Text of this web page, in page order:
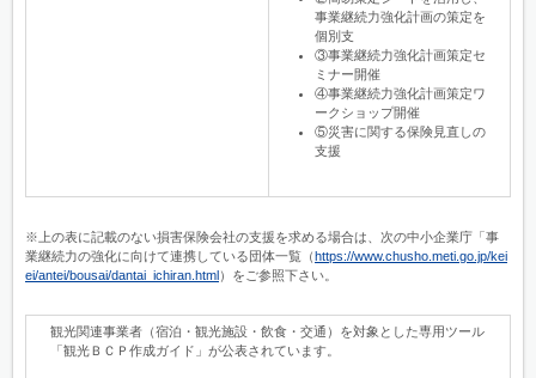
事業継続力強化計画の策定を
個別支
③事業継続力強化計画策定セ
ミナー開催
④事業継続力強化計画策定ワ
ークショップ開催
⑤災害に関する保険見直しの
支援
※上の表に記載のない損害保険会社の支援を求める場合は、次の中小企業庁「事
業継続力の強化に向けて連携している団体一覧（ https://www.chusho.meti.go.jp/kei
ei/antei/bousai/dantai_ichiran.html ）をご参照下さい。
観光関連事業者（宿泊・観光施設・飲食・交通）を対象とした専用ツール
「観光ＢＣＰ作成ガイド」が公表されています。